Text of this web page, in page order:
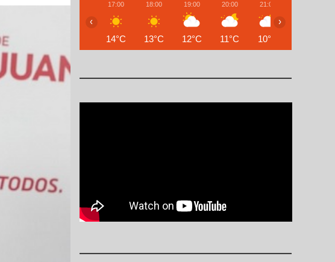
17:00
14°C
18:00
13°C
19:00
12°C
20:00
11°C
21:00
10°C
‹ ›